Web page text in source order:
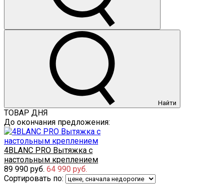
Найти
ТОВАР ДНЯ
До окончания предложения:
4BLANC PRO Вытяжка с
настольным креплением
89 990 руб. 64 990 руб.
Сортировать по: